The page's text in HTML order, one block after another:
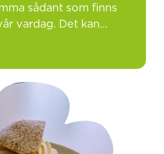
sådant som finns
vardag. Det kan…